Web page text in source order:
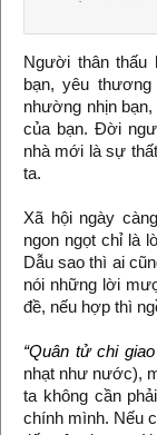
Người thân thấu
bạn, yêu
nhường nhịn
của bạn. Đời
nhà mới là sự
ta.
Xã hội ngày
ngon ngọt chỉ là
Dẫu sao thì ai
nói những lời
đề, nếu hợp thì
“Quân tử chi
nhạt như nước),
ta không cần
chính mình. Nếu